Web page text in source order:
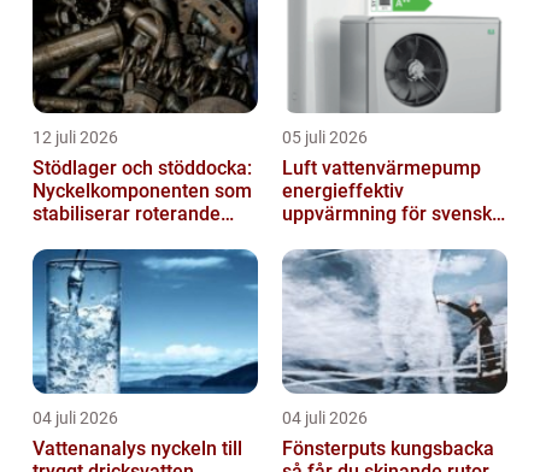
12 juli 2026
Stödlager och stöddocka:
Nyckelkomponenten som
stabiliserar roterande
05 juli 2026
Luft vattenvärmepump
energieffektiv
uppvärmning för svenska
04 juli 2026
Vattenanalys nyckeln till
04 juli 2026
Fönsterputs kungsbacka